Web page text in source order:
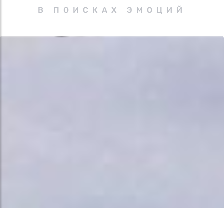
В ПОИСКАХ ЭМОЦИЙ